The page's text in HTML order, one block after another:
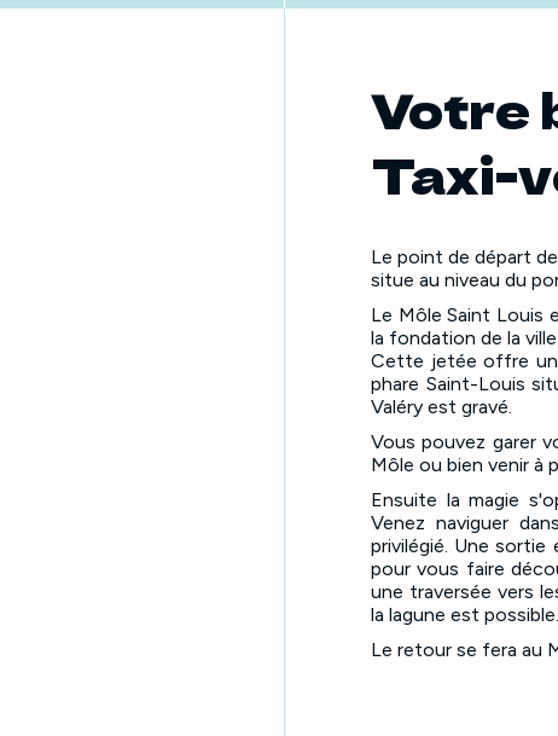
Votre
Taxi-
Le point de départ
situe au niveau du
Le Môle Saint Louis
la fondation de la
Cette jetée offre
phare Saint-Louis
Valéry est gravé.
Vous pouvez garer
Môle ou bien venir à
Ensuite la magie
Venez naviguer
privilégié. Une sortie
pour vous faire
une traversée vers
la lagune est possible.
Le retour se fera au